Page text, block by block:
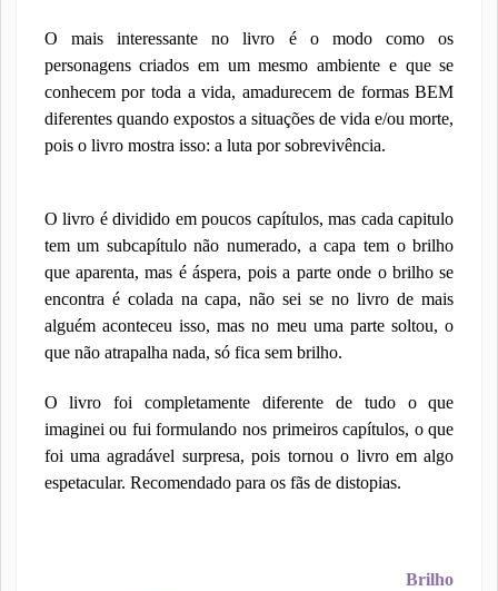
O mais interessante no livro é o modo como os
personagens criados em um mesmo ambiente e que se
conhecem por toda a vida, amadurecem de formas BEM
diferentes quando expostos a situações de vida e/ou morte,
pois o livro mostra isso: a luta por sobrevivência.
O livro é dividido em poucos capítulos, mas cada capitulo
tem um subcapítulo não numerado, a capa tem o brilho
que aparenta, mas é áspera, pois a parte onde o brilho se
encontra é colada na capa, não sei se no livro de mais
alguém aconteceu isso, mas no meu uma parte soltou, o
que não atrapalha nada, só fica sem brilho.
O livro foi completamente diferente de tudo o que
imaginei ou fui formulando nos primeiros capítulos, o que
foi uma agradável surpresa, pois tornou o livro em algo
espetacular. Recomendado para os fãs de distopias.
Brilho